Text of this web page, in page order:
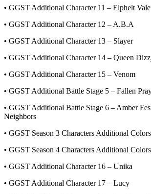
• GGST Additional Character 11 – Elphelt
• GGST Additional Character 12 – A.B.A
• GGST Additional Character 13 – Slayer
• GGST Additional Character 14 – Queen
• GGST Additional Character 15 – Venom
• GGST Additional Battle Stage 5 – Fallen
• GGST Additional Battle Stage 6 – Amber
Neighbors
• GGST Season 3 Characters Additional Colors
• GGST Season 4 Characters Additional Colors
• GGST Additional Character 16 – Unika
• GGST Additional Character 17 – Lucy